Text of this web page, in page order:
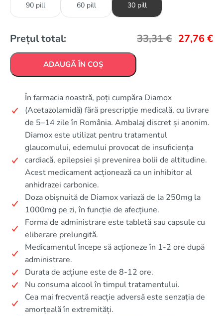
90 pill 60 pill 30 pill
Prețul total: 33,31€ 27,76€
ADAUGĂ ÎN COȘ
În farmacia noastră, poți cumpăra Diamox
(Acetazolamidă) fără prescripție medicală, cu livrare
de 5–14 zile în România. Ambalaj discret și anonim.
Diamox este utilizat pentru tratamentul
glaucomului, edemului provocat de insuficiența
cardiacă, epilepsiei și prevenirea bolii de altitudine.
Acest medicament acționează ca un inhibitor al
anhidrazei carbonice.
Doza obișnuită de Diamox variază de la 250mg la
1000mg pe zi, în funcție de afecțiune.
Forma de administrare este tabletă sau capsule cu
eliberare prelungită.
Medicamentul începe să acționeze în 1-2 ore după
administrare.
Durata de acțiune este de 8-12 ore.
Nu consuma alcool în timpul tratamentului.
Cea mai frecventă reacție adversă este senzația de
amorțeală în extremități.